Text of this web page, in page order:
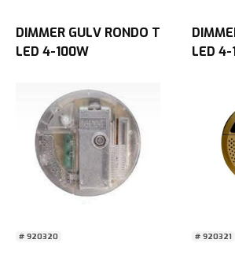
DIMMER GULV RONDO T
LED 4-100W
# 920320
LED 4-
# 920321